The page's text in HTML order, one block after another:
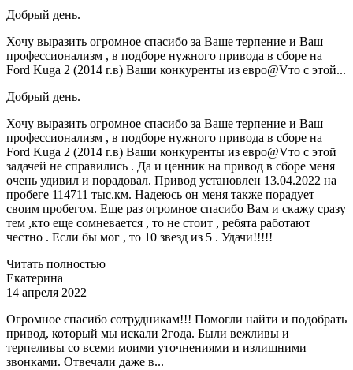
Добрый день.
Хочу выразить огромное спасибо за Ваше терпение и Ваш
профессионализм , в подборе нужного привода в сборе на
Ford Kuga 2 (2014 г.в) Ваши конкуренты из евро@Vто с этой...
Добрый день.
Хочу выразить огромное спасибо за Ваше терпение и Ваш
профессионализм , в подборе нужного привода в сборе на
Ford Kuga 2 (2014 г.в) Ваши конкуренты из евро@Vто с этой
задачей не справились . Да и ценник на привод в сборе меня
очень удивил и порадовал. Привод установлен 13.04.2022 на
пробеге 114711 тыс.км. Надеюсь он меня также порадует
своим пробегом. Еще раз огромное спасибо Вам и скажу сразу
тем ,кто еще сомневается , то не стоит , ребята работают
честно . Если бы мог , то 10 звезд из 5 . Удачи!!!!!
Читать полностью
Екатерина
14 апреля 2022
Огромное спасибо сотрудникам!!! Помогли найти и подобрать
привод, который мы искали 2года. Были вежливы и
терпеливы со всеми моими уточнениями и излишними
звонками. Отвечали даже в...